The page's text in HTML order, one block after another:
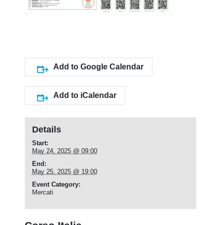
Add to Google Calendar
Add to iCalendar
Details
Start:
May 24, 2025 @ 09:00
End:
May 25, 2025 @ 19:00
Event Category:
Mercati